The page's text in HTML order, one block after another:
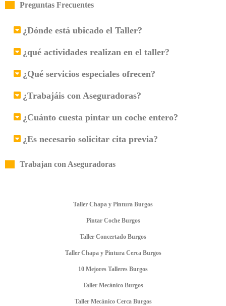
Preguntas Frecuentes
¿Dónde está ubicado el Taller?
¿qué actividades realizan en el taller?
¿Qué servicios especiales ofrecen?
¿Trabajáis con Aseguradoras?
¿Cuánto cuesta pintar un coche entero?
¿Es necesario solicitar cita previa?
Trabajan con Aseguradoras
Taller Chapa y Pintura Burgos
Pintar Coche Burgos
Taller Concertado Burgos
Taller Chapa y Pintura Cerca Burgos
10 Mejores Talleres Burgos
Taller Mecánico Burgos
Taller Mecánico Cerca Burgos